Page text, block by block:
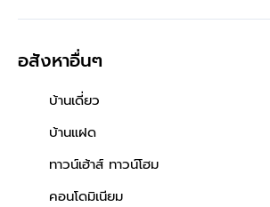
อสังหาอื่นๆ
บ้านเดี่ยว
บ้านแฝด
ทาวน์เฮ้าส์ ทาวน์โฮม
คอนโดมิเนียม